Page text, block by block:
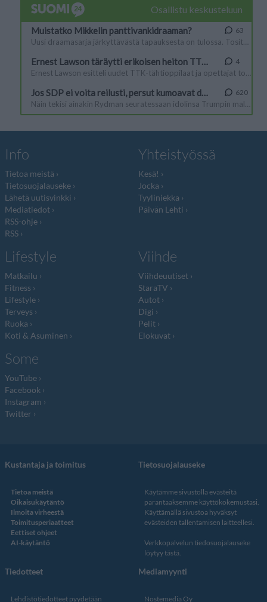
Info
Tietoa meistä
Tietosuojalauseke
Lähetä uutisvinkki
Mediatiedot
RSS-ohje
RSS
Yhteistyössä
Kesä!
Jocka
Tyyliniekka
Päivän Lehti
Lifestyle
Matkailu
Fitness
Lifestyle
Terveys
Ruoka
Koti & Asuminen
Viihde
Viihdeuutiset
StaraTV
Autot
Digi
Pelit
Elokuvat
Some
YouTube
Facebook
Instagram
Twitter
Kustantaja ja toimitus
Tietoa meistä
Oikaisukäytäntö
Ilmoita virheestä
Toimitusperiaatteet
Eettiset ohjeet
AI-käytäntö
Tietosuojalauseke
Käytämme sivustolla evästeitä
parantaaksemme käyttökokemustasi.
Käyttämällä sivustoa hyväksyt
evästeiden tallentamisen laitteellesi.
Verkkopalvelun tiedosuojalauseke
löytyy tästä.
Tiedotteet
Lehdistötiedotteet pyydetään
Mediamyynti
Nostemedia Oy